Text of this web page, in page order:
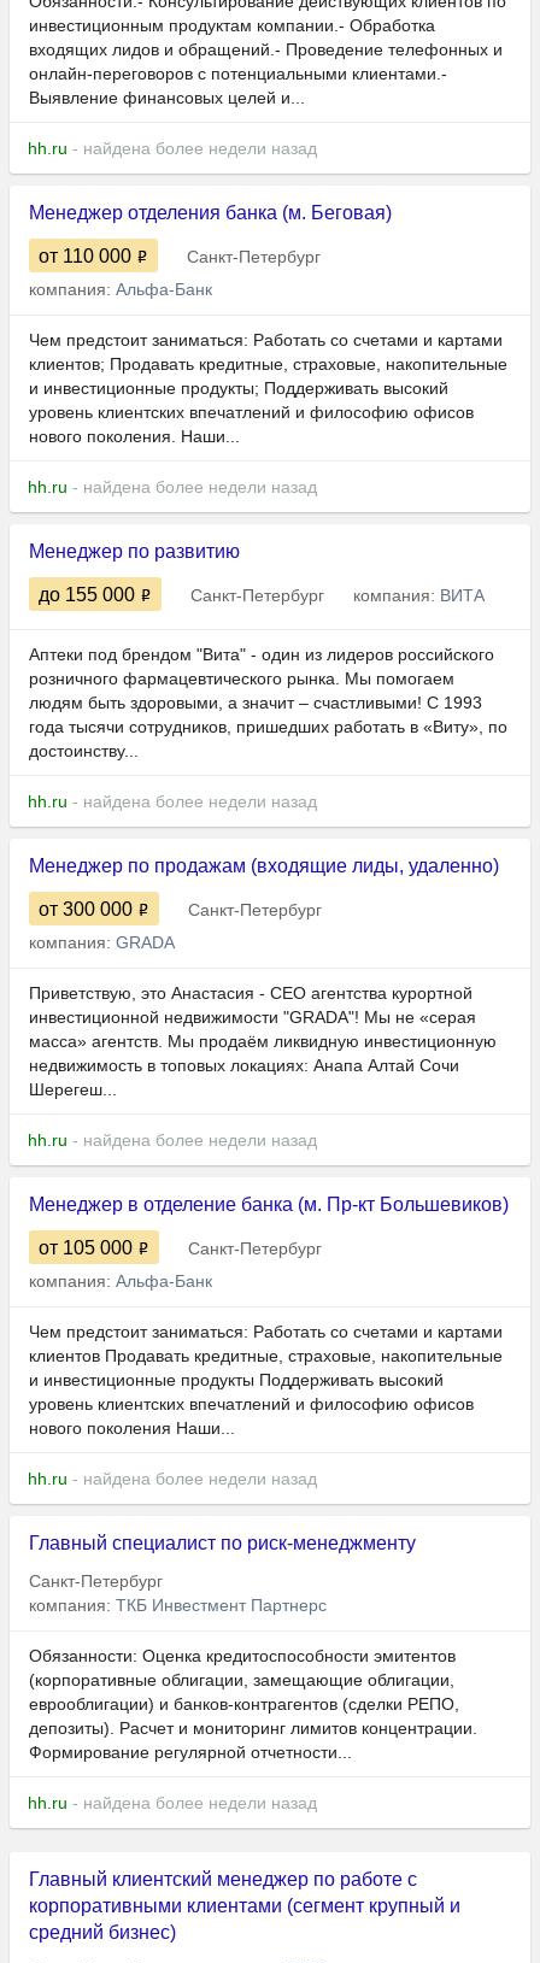
инвестиционным продуктам компании.- Обработка
входящих лидов и обращений.- Проведение телефонных и
онлайн-переговоров с потенциальными клиентами.-
Выявление финансовых целей и...
hh.ru - найдена более недели назад
Менеджер отделения банка (м. Беговая)
от 110 000
Санкт-Петербург
компания: Альфа-Банк
Чем предстоит заниматься: Работать со счетами и картами
клиентов; Продавать кредитные, страховые, накопительные
и инвестиционные продукты; Поддерживать высокий
уровень клиентских впечатлений и философию офисов
нового поколения. Наши...
hh.ru - найдена более недели назад
Менеджер по развитию
до 155 000 Санкт-Петербург компания: ВИТА
Аптеки под брендом "Вита" - один из лидеров российского
розничного фармацевтического рынка. Мы помогаем
людям быть здоровыми, а значит – счастливыми! С 1993
года тысячи сотрудников, пришедших работать в «Виту», по
достоинству...
hh.ru - найдена более недели назад
Менеджер по продажам (входящие лиды, удаленно)
от 300 000
Санкт-Петербург
компания: GRADA
Приветствую, это Анастасия - СЕО агентства курортной
инвестиционной недвижимости "GRADA"! Мы не «серая
масса» агентств. Мы продаём ликвидную инвестиционную
недвижимость в топовых локациях: Анапа Алтай Сочи
Шерегеш...
hh.ru - найдена более недели назад
Менеджер в отделение банка (м. Пр-кт Большевиков)
от 105 000
Санкт-Петербург
компания: Альфа-Банк
Чем предстоит заниматься: Работать со счетами и картами
клиентов Продавать кредитные, страховые, накопительные
и инвестиционные продукты Поддерживать высокий
уровень клиентских впечатлений и философию офисов
нового поколения Наши...
hh.ru - найдена более недели назад
Главный специалист по риск-менеджменту
Санкт-Петербург
компания: ТКБ Инвестмент Партнерс
Обязанности: Оценка кредитоспособности эмитентов
(корпоративные облигации, замещающие облигации,
еврооблигации) и банков-контрагентов (сделки РЕПО,
депозиты). Расчет и мониторинг лимитов концентрации.
Формирование регулярной отчетности...
hh.ru - найдена более недели назад
Главный клиентский менеджер по работе с
корпоративными клиентами (сегмент крупный и
средний бизнес)